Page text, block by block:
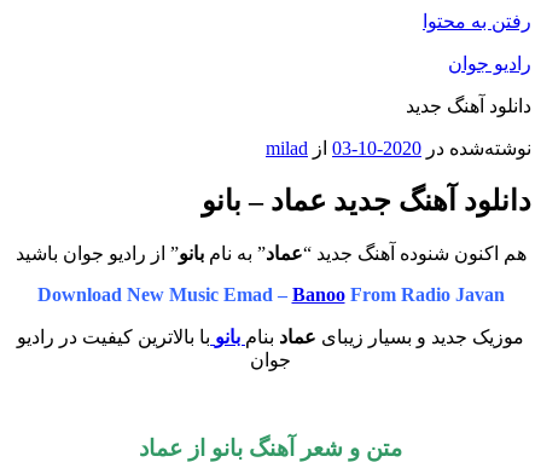
رفتن به محتوا
رادیو جوان
دانلود آهنگ جدید
نوشته‌شده در 2020-10-03 از milad
دانلود آهنگ جدید عماد – بانو
هم اکنون شنوده آهنگ جدید “عماد” به نامبانو” از رادیو جوان باشید
Download New Music Emad – BanooFrom Radio Javan
موزیک جدید و بسیار زیبای عماد بنام بانو با بالاترین کیفیت در رادیو
جوان
متن و شعر آهنگ بانو از عماد